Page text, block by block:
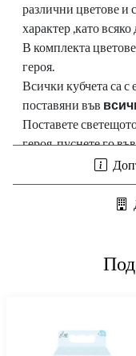
различни цветове и
характер ,като всяко
В комплекта
героя.
Всички кубчета са с
поставяни във
Поставете
героя, пуснете го
огъващи се ръце и
илюстрира
светещи кубчета
пластмасови
Как работят Glo
течност и